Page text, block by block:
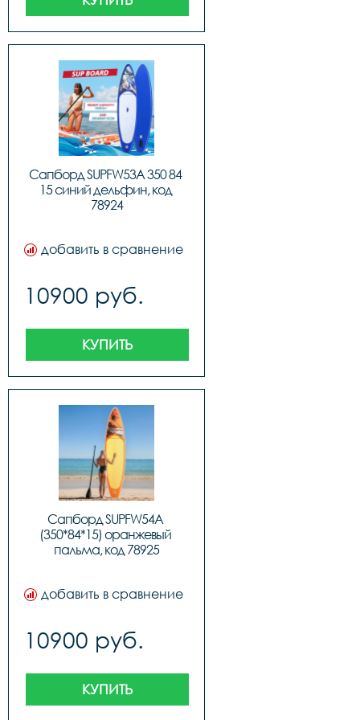
коробке брутто: 11.9
кг,размер упаковки: 89 х 38
х 19 см,комплектация: sup-
доска, регулируемое
страховочный лиш, 3
съемных плавника slide-in,
ручной насос высокого
давления, рюкзак для
переноски,
водонепроницаемый
чехол для телефона,
ремонтный комплект,
Сапборд SUPFW53A 350 84
15 синий дельфин, код
78924
добавить в сравнение
10900 руб.
КУПИТЬ
Сапборд SUPFW54A
(350*84*15) оранжевый
пальма, код 78925
добавить в сравнение
10900 руб.
КУПИТЬ